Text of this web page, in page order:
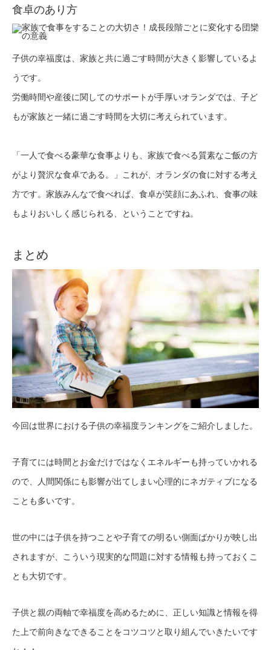
食卓のあり方
子供の幸福度は、家族と共に過ごす時間が大きく影響しているよ
うです。
労働時間や産後に関してのサポートが手厚いオランダでは、子ど
もが家族と一緒に過ごす時間を大切に考えられています。
「一人で食べる豪華な食事よりも、家族で食べる質素なご飯の方
がより贅沢な食卓である。」これが、オランダの食に対する考え
方です。家族みんなで食べれば、食卓が笑顔にあふれ、食事の味
もよりおいしく感じられる、ということですね。
まとめ
今回は世界における子供の幸福度ランキングをご紹介しました。
子育てには時間とお金だけではなくエネルギーも持っていかれる
ので、人間関係にも影響が出てしまい心理的にネガティブになる
ことも多いです。
世の中には子供を持つことや子育ての明るい側面ばかりが映し出
されますが、こういう現実的な問題に対する情報も持っておくこ
とも大切です。
子供と親の両軸で幸福度を高めるために、正しい知識と情報を得
た上で前向きなできることをコツコツと取り組んでいきたいです